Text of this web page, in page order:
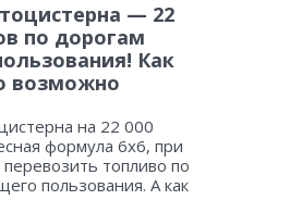
— 22
по дорогам
Как
возможно
на 22 000
формула 6х6, при
топливо по
пользования. А как